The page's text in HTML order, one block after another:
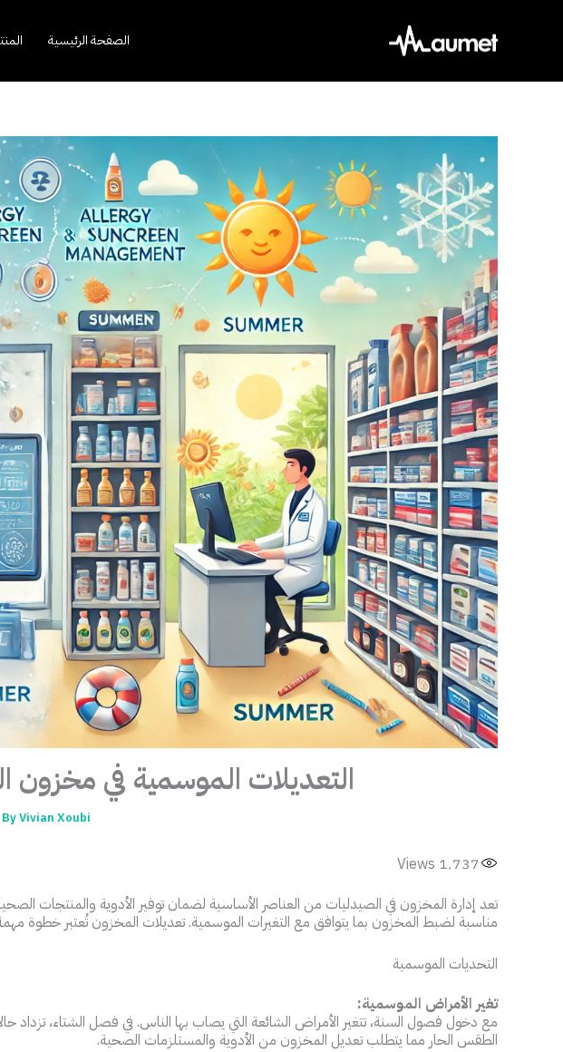
الصفحة الرئيسية
التعديلات الموسمية في مخزون
ByVivian Xoubi
1٬737
تعد إدارة المخزون في الصيدليات من العناصر الأساسية لضمان توفير الأدوية والمنتجات
مناسبة لضبط المخزون بما يتوافق مع التغيرات الموسمية. تعديلات المخزون تُعتبر خطوة
التحديات الموسمية
تغير الأمراض الموسمية:
مع دخول فصول السنة، تتغير الأمراض الشائعة التي يصاب بها الناس. في فصل الشتاء، تزداد
الطقس الحار مما يتطلب تعديل المخزون من الأدوية والمستلزمات الصحية.